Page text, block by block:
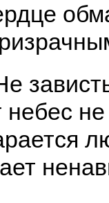
небес